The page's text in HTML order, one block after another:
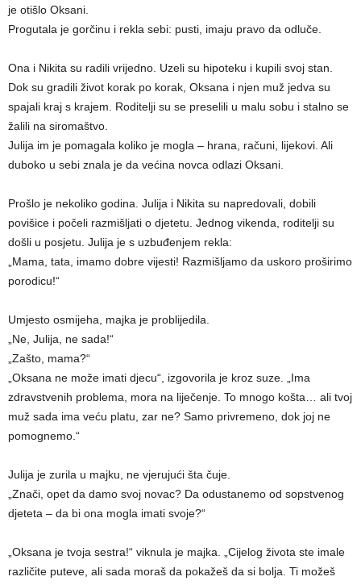
je otišlo Oksani.
Progutala je gorčinu i rekla sebi: pusti, imaju pravo da odluče.
Ona i Nikita su radili vrijedno. Uzeli su hipoteku i kupili svoj stan.
Dok su gradili život korak po korak, Oksana i njen muž jedva su
spajali kraj s krajem. Roditelji su se preselili u malu sobu i stalno se
žalili na siromaštvo.
Julija im je pomagala koliko je mogla – hrana, računi, lijekovi. Ali
duboko u sebi znala je da većina novca odlazi Oksani.
Prošlo je nekoliko godina. Julija i Nikita su napredovali, dobili
povišice i počeli razmišljati o djetetu. Jednog vikenda, roditelji su
došli u posjetu. Julija je s uzbuđenjem rekla:
„Mama, tata, imamo dobre vijesti! Razmišljamo da uskoro proširimo
porodicu!“
Umjesto osmijeha, majka je problijedila.
„Ne, Julija, ne sada!“
„Zašto, mama?“
„Oksana ne može imati djecu“, izgovorila je kroz suze. „Ima
zdravstvenih problema, mora na liječenje. To mnogo košta… ali tvoj
muž sada ima veću platu, zar ne? Samo privremeno, dok joj ne
pomognemo.“
Julija je zurila u majku, ne vjerujući šta čuje.
„Znači, opet da damo svoj novac? Da odustanemo od sopstvenog
djeteta – da bi ona mogla imati svoje?“
„Oksana je tvoja sestra!“ viknula je majka. „Cijelog života ste imale
različite puteve, ali sada moraš da pokažeš da si bolja. Ti možeš